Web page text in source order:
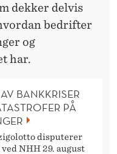
dekker delvis
bedrifter
og
har.
BANKKRISER
PÅ
disputerer
NHH 29. august